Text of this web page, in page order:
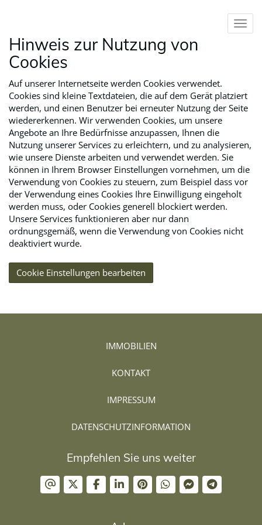
Hinweis zur Nutzung von
Cookies
Auf unserer Internetseite werden Cookies verwendet.
Cookies sind kleine Textdateien, die auf dem Gerät platziert
werden, und einen Benutzer bei erneuter Nutzung der Seite
wiedererkennen. Wir verwenden Cookies, um unsere
Angebote an Ihre Bedürfnisse anzupassen, Ihnen die
Nutzung unserer Services zu erleichtern, und zu analysieren,
wie unsere Dienste arbeiten und verwendet werden. Sie
können in Ihrem Browser Einstellungen vornehmen, um die
Verwendung von Cookies zu steuern, zum Beispiel dass vor
der Verwendung eines Cookies Ihre Einwilligung eingeholt
werden muss, oder Cookies generell blockiert werden.
Unsere Services funktionieren aber nur dann
ordnungsgemäß, wenn die Verwendung von Cookies nicht
deaktiviert wurde.
Cookie Einstellungen bearbeiten
IMMOBILIEN
KONTAKT
IMPRESSUM
DATENSCHUTZINFORMATION
Empfehlen Sie uns weiter